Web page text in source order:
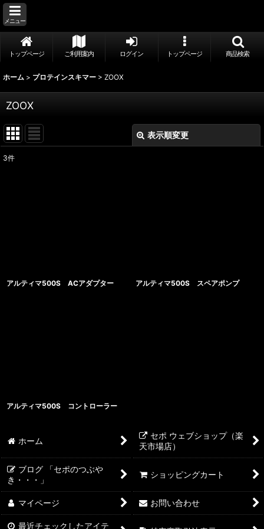
メニュー
トップページ ご利用案内 ログイン トップページ 商品検索
ホーム > プロテインスキマー > ZOOX
ZOOX
表示順変更
3件
アルティマ500S ACアダプター アルティマ500S スペアポンプ
アルティマ500S コントローラー
ホーム
セポ ウェブショップ（楽
天市場店）
ブログ 「セポのつぶや
き・・・」
ショッピングカート
マイページ お問い合わせ
最近チェックしたアイテ